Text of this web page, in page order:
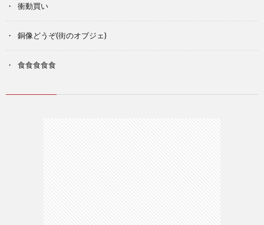
衝動買い
銅像どうぞ(街のオブジェ)
食食食食食